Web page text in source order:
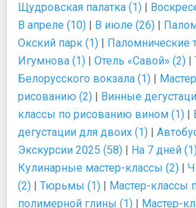
Щудровская палатка (1) |
В апреле (10) | В июле (26) |
Окский парк (1) | Паломнические
Игумнова (1) | Отель «Савой» (2) |
Белорусского вокзала (1) |
рисованию (2) | Винные
классы по рисованию вином (1) |
дегустации для двоих (1) |
Экскурсии 2025 (58) | На 7 дней
Кулинарные мастер-классы (2) |
(2) | Тюрьмы (1) | Мастер-классы
полимерной глины (1) | Мастер-